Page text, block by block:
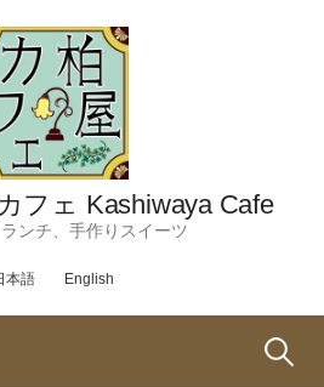
フェ Kashiwaya Cafe
ンチ、手作りスイーツ
本語 English
検